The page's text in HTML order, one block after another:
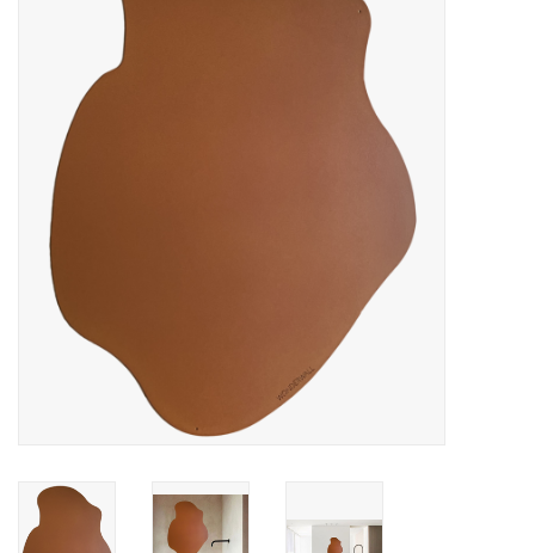
LIMITED EXCLUSIVES
Etagères Shelves
Rectangulaire, carrées, rondes
tableau magnétique